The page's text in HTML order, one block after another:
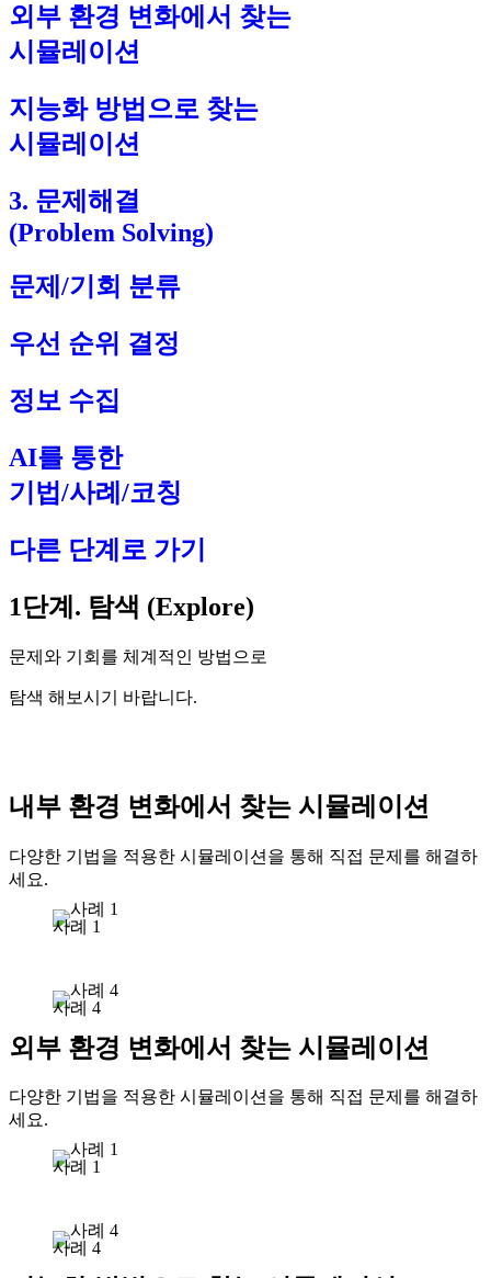
외부 환경 변화에서 찾는
시뮬레이션
지능화 방법으로 찾는
시뮬레이션
3. 문제해결
(Problem Solving)
문제/기회 분류
우선 순위 결정
정보 수집
AI를 통한
기법/사례/코칭
다른 단계로 가기
1단계. 탐색 (Explore)
문제와 기회를 체계적인 방법으로
탐색 해보시기 바랍니다.
내부 환경 변화에서 찾는 시뮬레이션
다양한 기법을 적용한 시뮬레이션을 통해 직접 문제를 해결하
세요.
사례 1
사례 4
외부 환경 변화에서 찾는 시뮬레이션
다양한 기법을 적용한 시뮬레이션을 통해 직접 문제를 해결하
세요.
사례 1
사례 4